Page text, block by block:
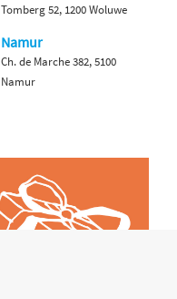
Tomberg 52, 1200 Woluwe
Namur
Ch. de Marche 382, 5100
Namur